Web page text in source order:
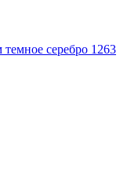
серебро 1263